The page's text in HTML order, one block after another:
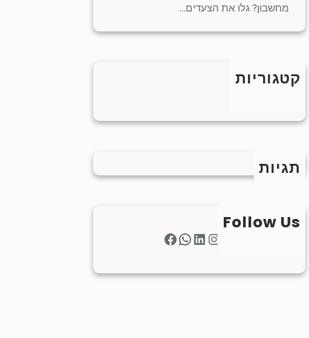
מחשבון? גלו את הצעדים…
קטגוריות
תגיות
Follow Us
Instagram
LinkedIn
WhatsApp
Facebook